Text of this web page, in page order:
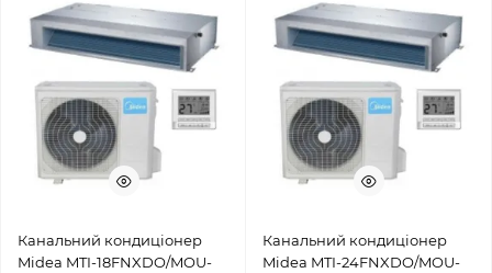
Канальний кондиціонер
Midea MTI-18FNXDO/MOU-
Канальний кондиціонер
Midea MTI-24FNXDO/MOU-